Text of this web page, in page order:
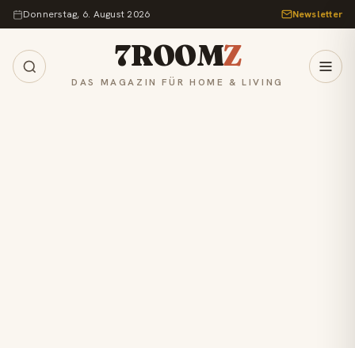
Zum Inhalt springen
Donnerstag, 6. August 2026 Newsletter
7ROOMZ
DAS MAGAZIN FÜR HOME & LIVING